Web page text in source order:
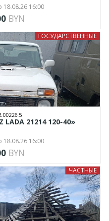
18.08.26 16:00
BYN
ГОСУДАРСТВЕННЫЕ
21214 120-40»
18.08.26 16:00
BYN
ЧАСТНЫЕ